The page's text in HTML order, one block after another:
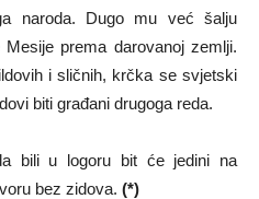
naroda. Dugo mu već šalju
prema darovanoj zemlji.
i sličnih, krčka se svjetski
biti građani drugoga reda.
bili u logoru bit će jedini na
bez zidova. (*)